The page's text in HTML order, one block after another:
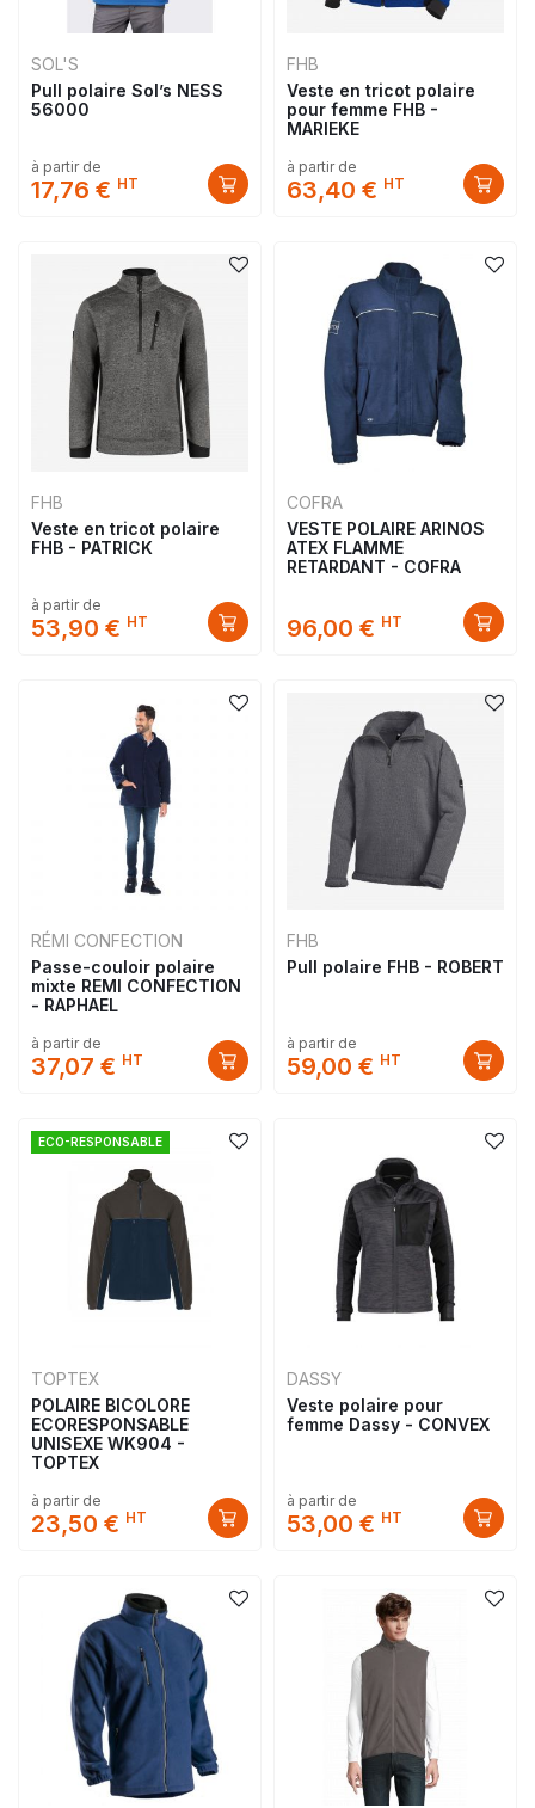
SOL'S
Pull polaire Sol’s NESS
56000
à partir de
17,76 € HT
FHB
Veste en tricot polaire
pour femme FHB -
MARIEKE
à partir de
63,40 € HT
FHB
Veste en tricot polaire
FHB - PATRICK
à partir de
53,90 € HT
COFRA
VESTE POLAIRE ARINOS
ATEX FLAMME
RETARDANT - COFRA
96,00 € HT
RÉMI CONFECTION
Passe-couloir polaire
mixte REMI CONFECTION
- RAPHAEL
à partir de
37,07 € HT
FHB
Pull polaire FHB - ROBERT
à partir de
59,00 € HT
ECO-RESPONSABLE
TOPTEX
POLAIRE BICOLORE
ECORESPONSABLE
UNISEXE WK904 -
TOPTEX
à partir de
23,50 € HT
DASSY
Veste polaire pour
femme Dassy - CONVEX
à partir de
53,00 € HT